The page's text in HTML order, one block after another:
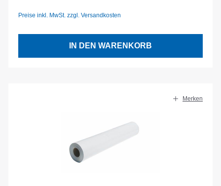
Preise inkl. MwSt. zzgl. Versandkosten
IN DEN WARENKORB
Merken